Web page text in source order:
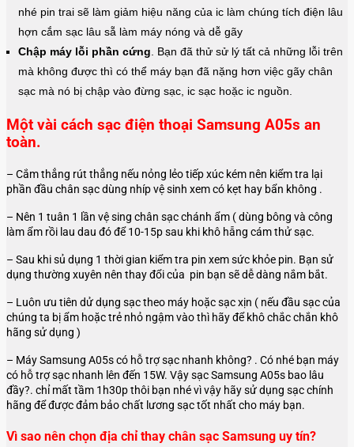
nhé pin trai sẽ làm giảm hiệu năng của ic làm chúng tích điện lâu
hợn cắm sạc lâu sẵ làm máy nóng và dễ gãy
Chập máy lỗi phần cứng. Bạn đã thử sử lý tất cả những lỗi trên
mà không được thì có thể máy bạn đã nặng hơn việc gãy chân
sạc mà nó bị chập vào đừng sạc, ic sạc hoặc ic nguồn.
Một vài cách sạc điện thoại Samsung A05s an
toàn.
– Cắm thẳng rút thẳng nếu nỏng lẻo tiếp xúc kém nên kiểm tra lại
phần đầu chân sạc dùng nhíp vệ sinh xem có kẹt hay bẩn không .
– Nên 1 tuân 1 lần vệ sing chân sạc chánh ẩm ( dùng bông và công
làm ẩm rồi lau dau đó để 10-15p sau khi khô hẵng cám thử sạc.
– Sau khi sủ dụng 1 thời gian kiểm tra pin xem sức khỏe pin. Bạn sử
dụng thường xuyên nên thay đổi của pin bạn sẽ dễ dàng nắm bắt.
– Luôn ưu tiên dử dụng sạc theo máy hoặc sạc xịn ( nếu đầu sạc của
chúng ta bị ẩm hoặc trẻ nhỏ ngậm vào thì hãy để khô chắc chắn khô
hãng sử dụng )
– Máy Samsung A05s có hỗ trợ sạc nhanh không? . Có nhé bạn máy
có hỗ trợ sạc nhanh lên đến 15W. Vậy sạc Samsung A05s bao lâu
đầy?. chỉ mất tầm 1h30p thôi bạn nhé vì vậy hãy sử dụng sạc chính
hãng để được đảm bảo chất lương sạc tốt nhất cho máy bạn.
Vì sao nên chọn địa chỉ thay chân sạc Samsung uy tín?